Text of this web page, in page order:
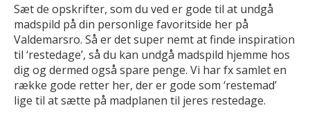
Sæt de opskrifter, som du ved er gode til at undgå
madspild på din personlige favoritside her på
Valdemarsro. Så er det super nemt at finde inspiration
til ‘restedage’, så du kan undgå madspild hjemme hos
dig og dermed også spare penge. Vi har fx samlet en
række gode retter her, der er gode som ‘restemad’
lige til at sætte på madplanen til jeres restedage.